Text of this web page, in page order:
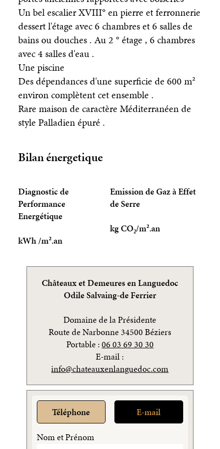
Un bel escalier XVIII° en pierre et ferronnerie
dessert l'étage avec 6 chambres et 6 salles de
bains ou douches . Au 2 ° étage , 6 chambres
avec 4 salles d'eau .
Une piscine
Des dépendances d'une superficie de 600 m²
environ complètent cet ensemble .
Rare maison de caractère Méditerranéen de
style Palladien épuré .
Bilan énergetique
Diagnostic de
Performance
Energétique
kWh /m².an
Emission de Gaz à Effet
de Serre
kg CO₂/m².an
Châteaux et Demeures en Languedoc
Odile Salvaing-de Ferrier
Domaine de la Présidente
Route de Narbonne 34500 Béziers
Portable : 06 03 69 30 30
E-mail :
info@chateauxenlanguedoc.com
Téléphone E-mail
Nom et Prénom